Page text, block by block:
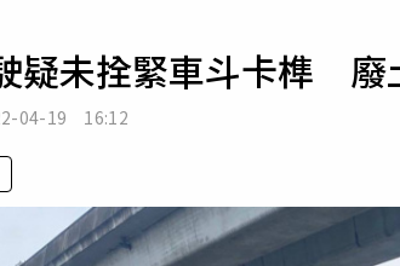
專欄
房產新勢力
疑未拴緊車斗卡榫 廢
04-19 16:12